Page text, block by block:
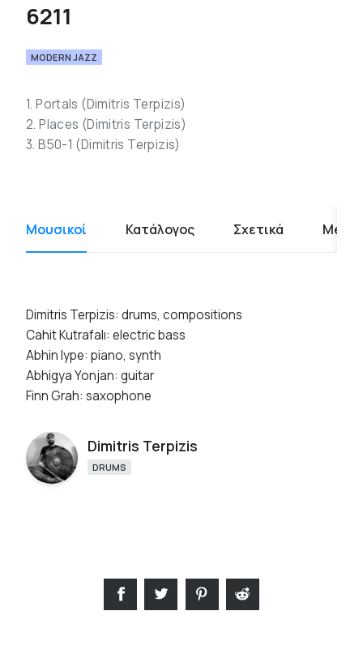
6211
MODERN JAZZ
1. Portals (Dimitris Terpizis)
2. Places (Dimitris Terpizis)
3. B50-1 (Dimitris Terpizis)
Μουσικοί Κατάλογος Σχετικά Media
Dimitris Terpizis: drums, compositions
Cahit Kutrafalı: electric bass
Abhin Iype: piano, synth
Abhigya Yonjan: guitar
Finn Grah: saxophone
Dimitris Terpizis
DRUMS